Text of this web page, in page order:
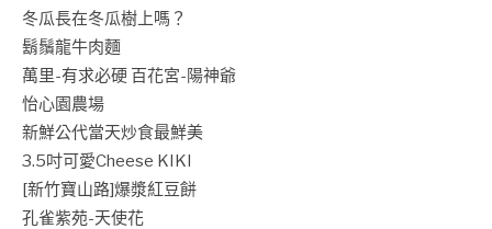
冬瓜長在冬瓜樹上嗎？
鬍鬚龍牛肉麵
萬里-有求必硬 百花宮-陽神爺
怡心園農場
新鮮公代當天炒食最鮮美
3.5吋可愛Cheese KIKI
[新竹寶山路]爆漿紅豆餅
孔雀紫苑-天使花